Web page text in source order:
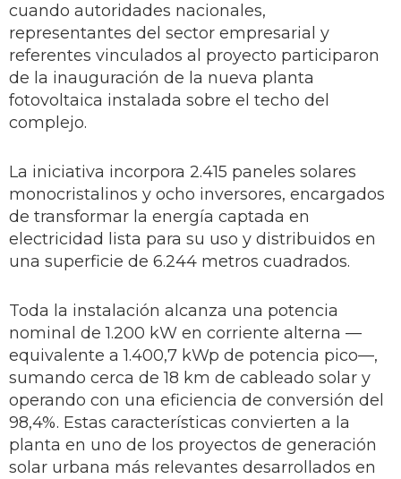
cuando autoridades nacionales,
representantes del sector empresarial y
referentes vinculados al proyecto participaron
de la inauguración de la nueva planta
fotovoltaica instalada sobre el techo del
complejo.
La iniciativa incorpora 2.415 paneles solares
monocristalinos y ocho inversores, encargados
de transformar la energía captada en
electricidad lista para su uso y distribuidos en
una superficie de 6.244 metros cuadrados.
Toda la instalación alcanza una potencia
nominal de 1.200 kW en corriente alterna —
equivalente a 1.400,7 kWp de potencia pico—,
sumando cerca de 18 km de cableado solar y
operando con una eficiencia de conversión del
98,4%. Estas características convierten a la
planta en uno de los proyectos de generación
solar urbana más relevantes desarrollados en